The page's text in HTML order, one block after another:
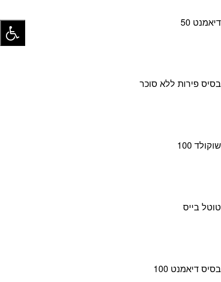
דיאמנט 50
בסיס פירות ללא סוכר
שוקולד 100
טוטל בייס
בסיס דיאמנט 100